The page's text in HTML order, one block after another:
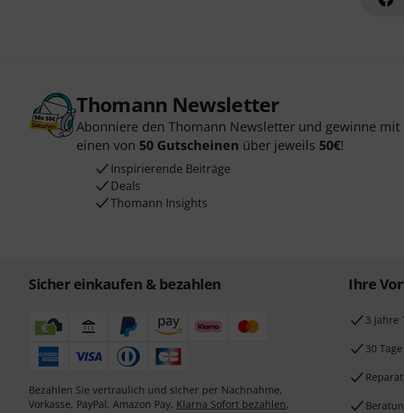
Thomann Newsletter
Abonniere den Thomann Newsletter und gewinne mit
einen von 50 Gutscheinen über jeweils 50€!
Inspirierende Beiträge
Deals
Thomann Insights
Sicher einkaufen & bezahlen
Bezahlen Sie vertraulich und sicher per Nachnahme,
Vorkasse, PayPal, Amazon Pay, Klarna Sofort bezahlen,
Ihre
3 Jahre
30